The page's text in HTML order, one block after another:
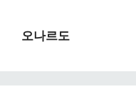
오나르도